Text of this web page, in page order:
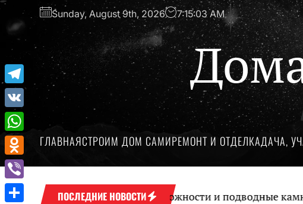
Перейти
содержимому
Sunday, August 9th, 2026 7:15:04 AM
ГЛАВНАЯСТРОИМ ДОМ САМИРЕМОНТ И ОТДЕЛКАДАЧА,
ПОСЛЕДНИЕ НОВОСТИ
Микрокредиты: возможности и подводные камни
Telegram
VK
WhatsApp
Odnoklassniki
Viber